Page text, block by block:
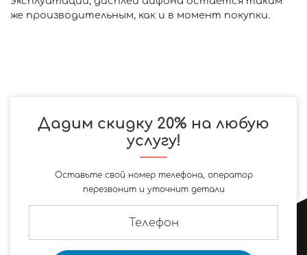
же производительным, как и в момент покупки.
Дадим скидку 20% на любую
услугу!
Оставьте свой номер телефона, оператор
перезвонит и уточнит детали